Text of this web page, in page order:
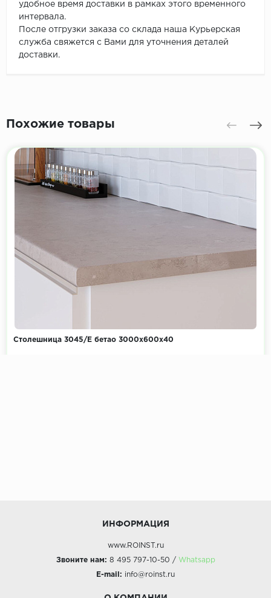
удобное время доставки в рамках этого временного
интервала.
После отгрузки заказа со склада наша Курьерская
служба свяжется с Вами для уточнения деталей
доставки.
Похожие товары
Столешница 3045/Е бетао 3000х600х40
ИНФОРМАЦИЯ
www.ROINST.ru
Звоните нам: 8 495 797-10-50 / Whatsapp
E-mail: info@roinst.ru